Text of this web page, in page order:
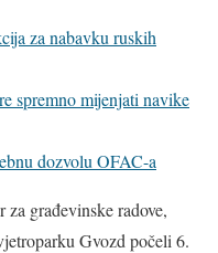
za nabavku ruskih
spremno mijenjati navike
dozvolu OFAC-a
građevinske radove,
Gvozd počeli 6.